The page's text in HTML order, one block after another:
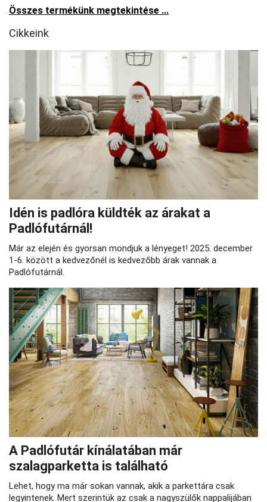
Összes termékünk megtekintése ...
Cikkeink
Idén is padlóra küldték az árakat a
Padlófutárnál!
Már az elején és gyorsan mondjuk a lényeget! 2025. december
1-6. között a kedvezőnél is kedvezőbb árak vannak a
Padlófutárnál.
A Padlófutár kínálatában már
szalagparketta is található
Lehet, hogy ma már sokan vannak, akik a parkettára csak
legyintenek. Mert szerintük az csak a nagyszülők nappalijában